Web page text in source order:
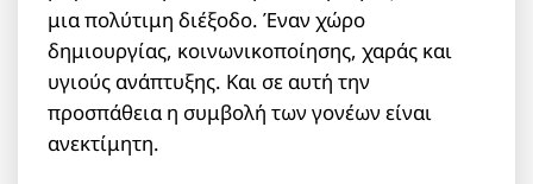
μια πολύτιμη διέξοδο. Έναν χώρο
δημιουργίας, κοινωνικοποίησης, χαράς και
υγιούς ανάπτυξης. Και σε αυτή την
προσπάθεια η συμβολή των γονέων είναι
ανεκτίμητη.